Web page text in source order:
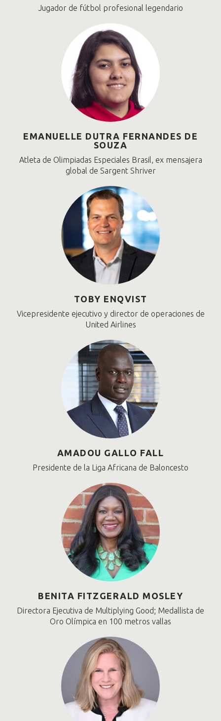
Jugador de fútbol profesional legendario
EMANUELLE DUTRA FERNANDES DE
SOUZA
Atleta de Olimpiadas Especiales Brasil, ex mensajera
global de Sargent Shriver
TOBY ENQVIST
Vicepresidente ejecutivo y director de operaciones de
United Airlines
AMADOU GALLO FALL
Presidente de la Liga Africana de Baloncesto
BENITA FITZGERALD MOSLEY
Directora Ejecutiva de Multiplying Good; Medallista de
Oro Olímpica en 100 metros vallas